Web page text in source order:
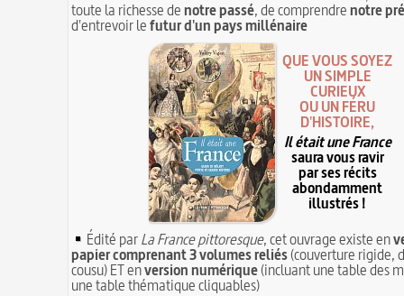
toute la richesse denotre passé, de comprendrenotre
d'entrevoir lefutur d'un pays millénaire
QUE VOUS SOYEZ
UN SIMPLE
CURIEUX
OU UN FÉRU
D'HISTOIRE,
Il était une France
saura vous ravir
par ses récits
abondamment
illustrés !
Édité parLa France pittoresque, cet ouvrage existe en
papier comprenant 3 volumes reliés(couverture rigide,
cousu) ET enversion numérique(incluant une table des
une table thématique cliquables)